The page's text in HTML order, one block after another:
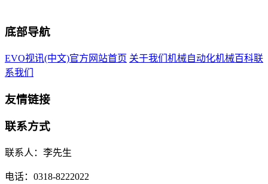
底部导航
EVO视讯(中文)官方网站首页 关于我们 机械自动化机械百科联
系我们
友情链接
联系方式
联系人：李先生
电话：0318-8222022